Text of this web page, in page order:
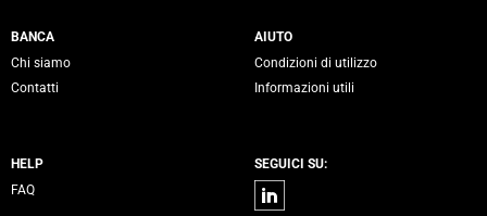
Servizi Banca Generali
BANCA
Chi siamo
Contatti
AIUTO
Condizioni di utilizzo
Informazioni utili
HELP
FAQ
SEGUICI SU:
Linkedin